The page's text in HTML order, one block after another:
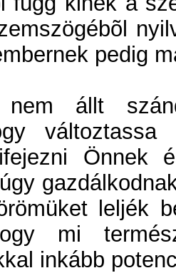
pedig
nem állt
változtassa
Önnek
leljék
mi
inkább